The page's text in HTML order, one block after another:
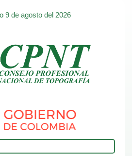
9 de agosto del 2026